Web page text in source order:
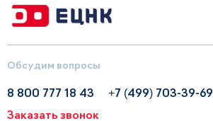
Обсудим вопросы
8 800 777 18 43
+7 (499) 703-39-69
Заказать звонок